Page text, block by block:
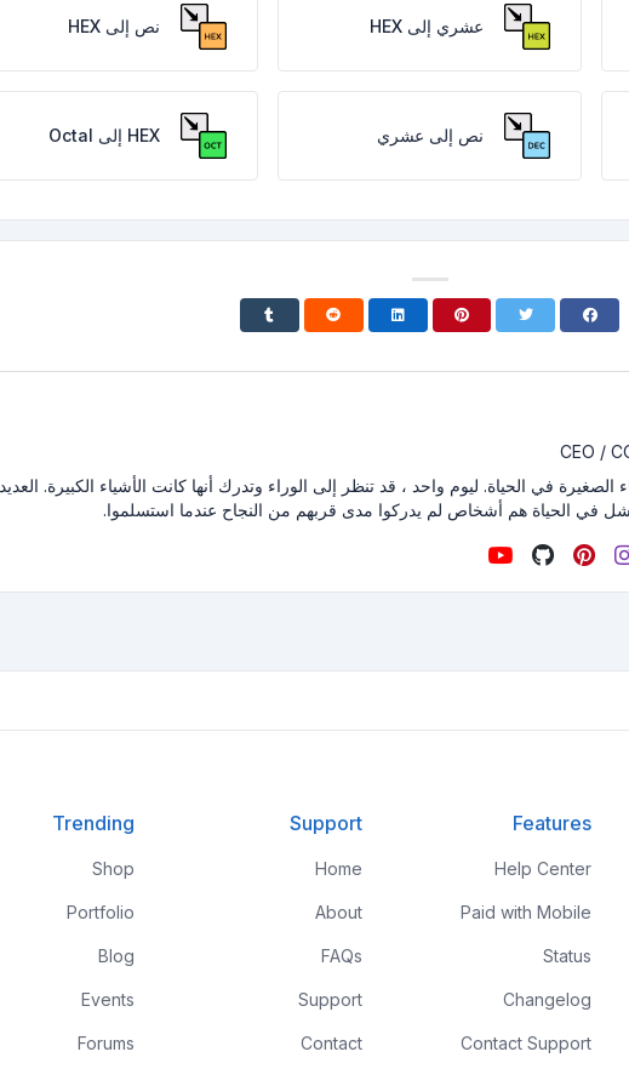
عشري إلى HEX نص إلى HEX
نص إلى عشري HEX إلى Octal
CEO /
الصغيرة في الحياة. ليوم واحد ، قد تنظر إلى الوراء وتدرك أنها كانت الأشياء الكبيرة. العديد
في الحياة هم أشخاص لم يدركوا مدى قربهم من النجاح عندما استسلموا.
Features
Help Center
Paid with Mobile
Status
Changelog
Contact Support
Support
Home
About
FAQs
Support
Contact
Trending
Shop
Portfolio
Blog
Events
Forums